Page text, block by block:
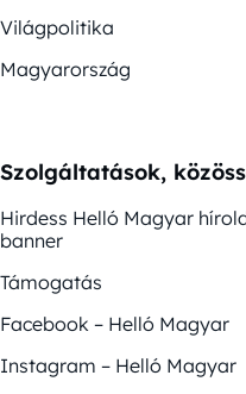
Világpolitika
Magyarország
Szolgáltatások,
Hirdess Helló Magyar
banner
Támogatás
Facebook – Helló Magyar
Instagram – Helló Magyar